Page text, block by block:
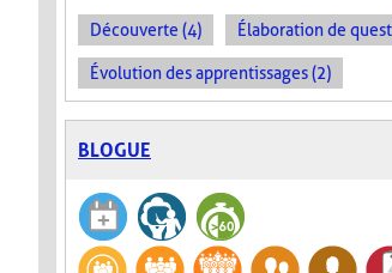
Découverte (4) Élaboration de
Évolution des apprentissages (2)
BLOGUE